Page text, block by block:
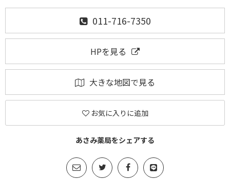
011-716-7350
HPを見る
大きな地図で見る
お気に入りに追加
あさみ薬局をシェアする